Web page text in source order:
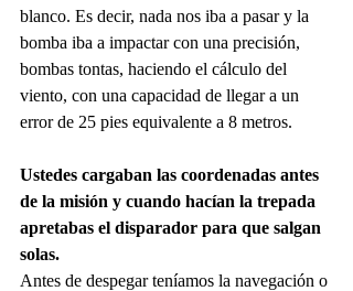
blanco. Es decir, nada nos iba a pasar y la
bomba iba a impactar con una precisión,
bombas tontas, haciendo el cálculo del
viento, con una capacidad de llegar a un
error de 25 pies equivalente a 8 metros.
Ustedes cargaban las coordenadas antes
de la misión y cuando hacían la trepada
apretabas el disparador para que salgan
solas.
Antes de despegar teníamos la navegación o